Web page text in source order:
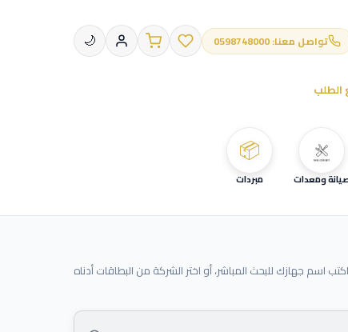
تواصل معنا: 0598748000 🌙
الطلب
ومعدات
📦
مبردات
اكتب اسم جهازك للبحث المباشر، أو اختر الشركة من البطاقات أدناه